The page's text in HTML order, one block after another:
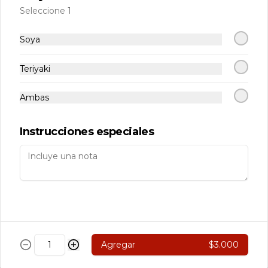
Carne, Queso Crema, Cebollin Env. En
$5.890
111 Rolls Acevichado
Camarón, Palta Env. En Arroz
Cubierto de Ceviche de Salmon,
113 Nikkei
Camarón, Salmon, Champiñón
Salteado. Pimentón y queso crema
Seleccione 1
Soya
Teriyaki
Ambas
Instrucciones especiales
Agregar $3.000